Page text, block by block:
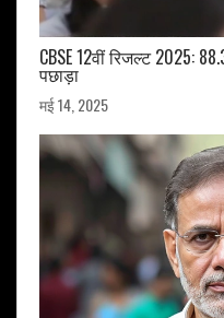
CBSE 12वीं रिजल्ट 2025:
पछाड़ा
मई 14, 2025